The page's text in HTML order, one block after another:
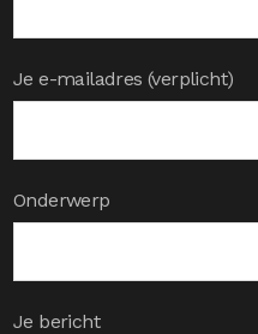
Je e-mailadres (verplicht)
Onderwerp
Je bericht